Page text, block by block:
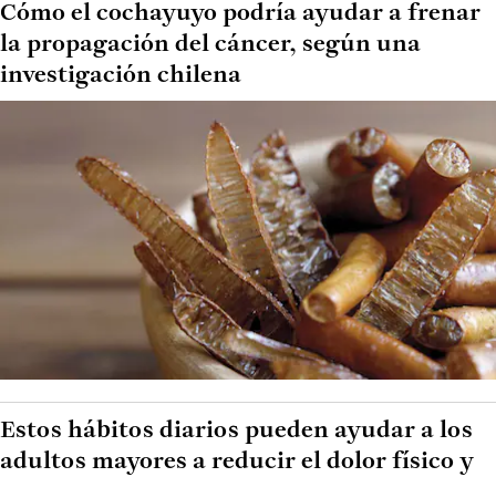
Cómo el cochayuyo podría ayudar a frenar
la propagación del cáncer, según una
investigación chilena
Estos hábitos diarios pueden ayudar a los
adultos mayores a reducir el dolor físico y